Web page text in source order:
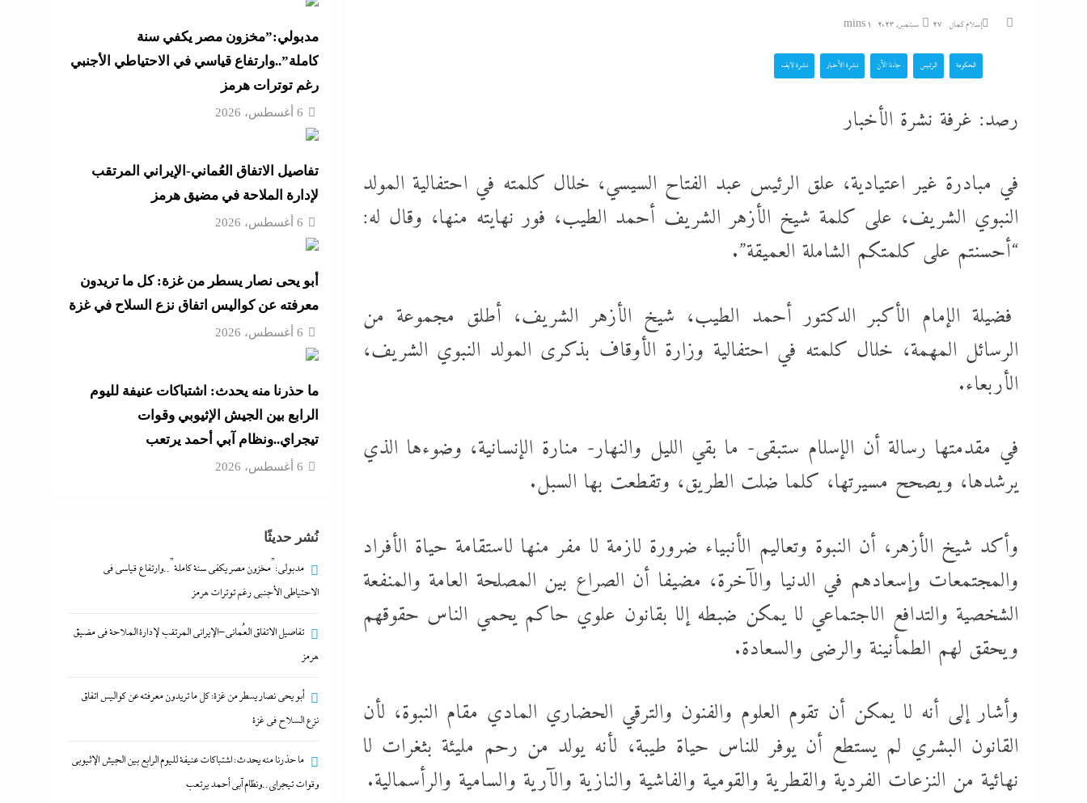
“اللاونج الملكي” في حفل
شيرين تحطم أرقام...
ماذا بعد القبض على “صاحبة
الفيديوهات المسيئة”؟
كل الملفات التى يناقشها ترامب
إسلام كمال 27 سبتمبر، 2023 1 mins
الحكومة الرئيس جاءنا الآن نشرة الأخبار نشرة لايف
رصد: غرفة نشرة الأخبار
في مبادرة غير اعتيادية، علق الرئيس عبد الفتاح السيسي، خلال كلمته في احتفالية المولد
النبوي الشريف، على كلمة شيخ الأزهر الشريف أحمد الطيب، فور نهايته منها، وقال له:
“أحسنتم على كلمتكم الشاملة العميقة”.
فضيلة الإمام الأكبر الدكتور أحمد الطيب، شيخ الأزهر الشريف، أطلق مجموعة من
الرسائل المهمة، خلال كلمته في احتفالية وزارة الأوقاف بذكرى المولد النبوي الشريف،
الأربعاء.
في مقدمتها رسالة أن الإسلام ستبقى- ما بقي الليل والنهار- منارة الإنسانية، وضوءها الذي
يرشدها، ويصحح مسيرتها، كلما ضلت الطريق، وتقطعت بها السبل.
وأكد شيخ الأزهر، أن النبوة وتعاليم الأنبياء ضرورة لازمة لا مفر منها لاستقامة حياة الأفراد
والمجتمعات وإسعادهم في الدنيا والآخرة، مضيفا أن الصراع بين المصلحة العامة والمنفعة
الشخصية والتدافع الاجتماعي لا يمكن ضبطه إلا بقانون علوي حاكم يحمي الناس حقوقهم
ويحقق لهم الطمأنينة والرضى والسعادة.
وأشار إلى أنه لا يمكن أن تقوم العلوم والفنون والترقي الحضاري المادي مقام النبوة، لأن
القانون البشري لم يستطع أن يوفر للناس حياة طيبة، لأنه يولد من رحم مليئة بثغرات لا
نهائية من النزعات الفردية والقطرية والقومية والفاشية والنازية والآرية والسامية والرأسمالية.
مدبولي:”مخزون مصر يكفي سنة
كاملة”..وارتفاع قياسي في الاحتياطي الأجنبي
رغم توترات هرمز
6 أغسطس، 2026
تفاصيل الاتفاق العُماني-الإيراني المرتقب
لإدارة الملاحة في مضيق هرمز
6 أغسطس، 2026
أبو يحى نصار يسطر من غزة: كل ما تريدون
معرفته عن كواليس اتفاق نزع السلاح في غزة
6 أغسطس، 2026
ما حذرنا منه يحدث: اشتباكات عنيفة لليوم
الرابع بين الجيش الإثيوبي وقوات
تيجراي..ونظام آبي أحمد يرتعب
6 أغسطس، 2026
نُشر حديثًا
مدبولي:”مخزون مصر يكفي سنة كاملة”..وارتفاع قياسي في
الاحتياطي الأجنبي رغم توترات هرمز
تفاصيل الاتفاق العُماني-الإيراني المرتقب لإدارة الملاحة في مضيق
هرمز
أبو يحى نصار يسطر من غزة: كل ما تريدون معرفته عن كواليس اتفاق
نزع السلاح في غزة
ما حذرنا منه يحدث: اشتباكات عنيفة لليوم الرابع بين الجيش الإثيوبي
وقوات تيجراي..ونظام آبي أحمد يرتعب